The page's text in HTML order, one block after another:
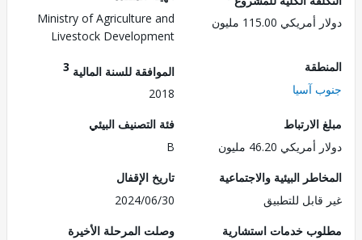
115.00 مليون
Ministry of Agriculture and
Livestock Development
آسيا
الموافقة للسنة المالية3
46.20 مليون
فئة التصنيف البيئي
البيئية والاجتماعية
للتطبيق
تاريخ الإقفال
2024/06/30
خدمات استشارية
وصلت المرحلة الأخيرة